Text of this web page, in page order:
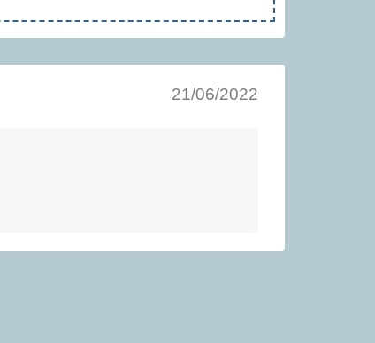
21/06/2022